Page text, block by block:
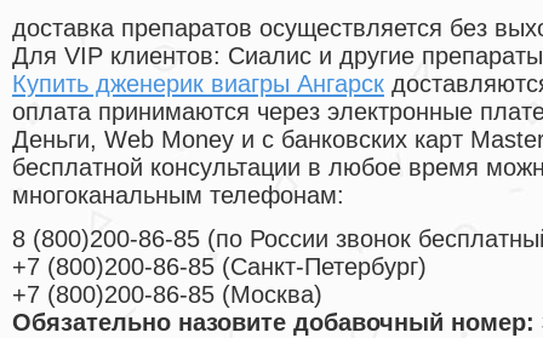
доставка препаратов осуществляется без
Для VIP клиентов: Сиалис и другие
Купить дженерик виагры Ангарск
оплата принимаются через электронные
Деньги, Web Money и с банковских карт
бесплатной консультации в любое время
многоканальным телефонам:
8 (800)200-86-85 (по России звонок
+7 (800)200-86-85 (Санкт-Петербург)
+7 (800)200-86-85 (Москва)
Обязательно назовите добавочный номер: